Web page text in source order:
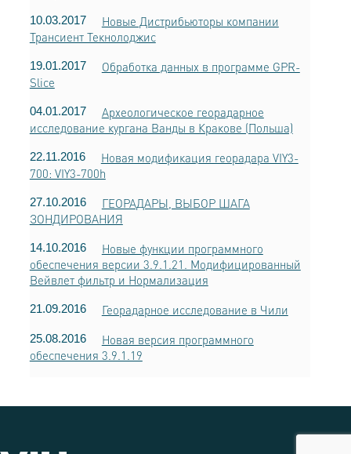
10.03.2017
Новые Дистрибьюторы компании
Трансиент Текнолоджис
19.01.2017
Обработка данных в программе GPR-
Slice
04.01.2017
Археологическое георадарное
исследование кургана Ванды в Кракове (Польша)
22.11.2016
Новая модификация георадара VIY3-
700: VIY3-700h
27.10.2016
ГЕОРАДАРЫ, ВЫБОР ШАГА
ЗОНДИРОВАНИЯ
14.10.2016
Новые функции программного
обеспечения версии 3.9.1.21. Модифицированный
Вейвлет фильтр и Нормализация
21.09.2016 Георадарное исследование в Чили
25.08.2016
Новая версия программного
обеспечения 3.9.1.19